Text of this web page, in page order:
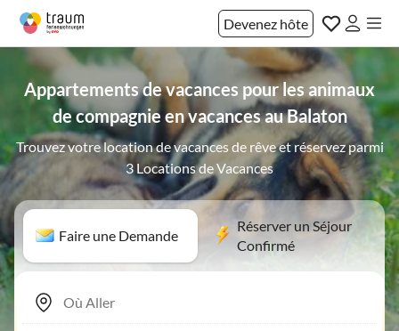
Devenez hôte
Appartements de vacances pour les animaux
de compagnie en vacances au Balaton
Trouvez votre location de vacances de rêve et réservez parmi
3 Locations de Vacances
Faire une Demande
Réserver un Séjour
Confirmé